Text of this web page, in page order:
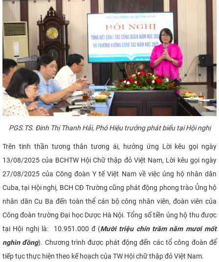
PGS.TS. Đinh Thị Thanh Hải, Phó Hiệu trưởngphát biểu tại Hội nghị
Trên tinh thần tương thân tương ái, hưởng ứng Lời kêu gọi ngày
13/08/2025 của BCHTW Hội Chữ thập đỏ Việt Nam, Lời kêu gọi ngày
27/08/2025 của Công đoàn Y tế Việt Nam về việc ủng hộ nhân dân
Cuba, tại Hội nghị, BCH CĐ Trường cũng phát động phong trào Ủng hộ
nhân dân Cu Ba đến toàn thể cán bộ công nhân viên, đoàn viên của
Công đoàn trường Đại học Dược Hà Nội. Tổng số tiền ủng hộ thu được
tại Hội nghị là: 10.951.000 đ (Mười triệu chín trăm năm mươi mốt
nghìn đồng). Chương trình được phát động đến các tổ công đoàn để
tiếp tục thực hiện theo kế hoạch của TW Hội chữ thập đỏ Việt Nam.